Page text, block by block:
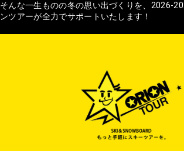
そんな一生ものの冬の思い出づくりを、2026-
ンツアーが全力でサポートいたします！